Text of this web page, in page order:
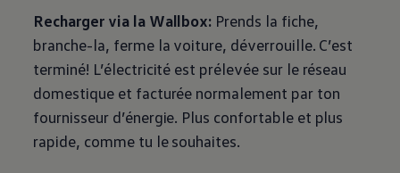
75 ans de Volkswagen au Luxembourg
Véhicules en stock
Recharger via la Wallbox: Prends la fiche,
branche-la, ferme la voiture, déverrouille. C’est
terminé! L’électricité est prélevée sur le réseau
domestique et facturée normalement par ton
fournisseur d’énergie. Plus confortable et plus
rapide, comme tu le souhaites.